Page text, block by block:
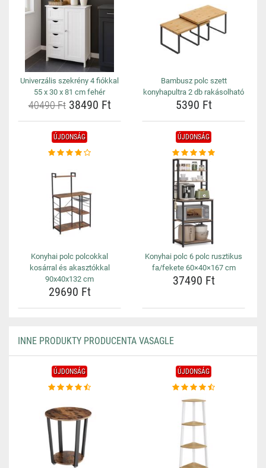
Univerzális szekrény 4 fiókkal
55 x 30 x 81 cm fehér
40490 Ft38490 Ft
Bambusz polc szett
konyhapultra 2 db rakásolható
5390 Ft
ÚJDONSÁG
Konyhai polc polcokkal
kosárral és akasztókkal
90x40x132 cm
29690 Ft
ÚJDONSÁG
Konyhai polc 6 polc rusztikus
fa/fekete 60×40×167 cm
37490 Ft
INNE PRODUKTY PRODUCENTA VASAGLE
ÚJDONSÁG ÚJDONSÁG